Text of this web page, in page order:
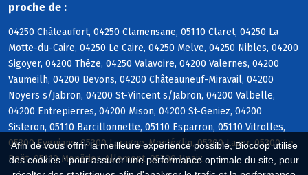
Afin de vous offrir la meilleure expérience possible, Biocoop utilise
des cookies : pour assurer une performance optimale du site, pour
proche de :
04250 Châteaufort, 04250 Clamensane, 05110 Claret, 04250 La
Motte-du-Caire, 04250 Le Caire, 04250 Melve, 04250 Nibles, 04200
Sigoyer, 04200 Thèze, 04250 Valavoire, 04200 Valernes, 04200
Vaumeilh, 04200 Bevons, 04200 Châteauneuf-Miravail, 04200
Noyers s/Jabron, 04200 St-Vincent s/Jabron, 04200 Valbelle,
04200 Entrepierres, 04200 Mison, 04200 St-Geniez, 04200
Sisteron, 05110 Barcillonnette, 05110 Esparron, 05110 Vitrolles,
05300 Eyguians, 05300 Laragne-Montéglin, 05300 Lazer, 05300 Le
Poët, 05110 Monêtier-Allemont, 05300 Upaix